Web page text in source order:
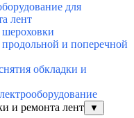
для
лент
и поперечной
обкладки и
и ремонта лент
▼